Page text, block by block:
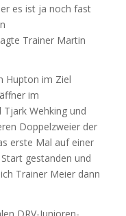
es ist ja noch fast
Trainer Martin
Hupton im Ziel
im
Wehking und
Doppelzweier der
erste Mal auf einer
gestanden und
Trainer Meier dann